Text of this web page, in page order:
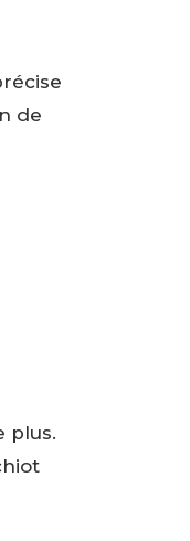
de
plus.